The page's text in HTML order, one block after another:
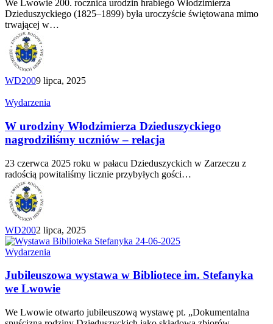
We Lwowie 200. rocznica urodzin hrabiego Włodzimierza
Dzieduszyckiego (1825–1899) była uroczyście świętowana mimo
trwającej w…
WD2009 lipca, 2025
W
Włodzimierza
Dzieduszyckiego
nagrodziliśmy
–
relacja
Wydarzenia
W urodziny Włodzimierza Dzieduszyckiego
nagrodziliśmy uczniów – relacja
23 czerwca 2025 roku w pałacu Dzieduszyckich w Zarzeczu z
radością powitaliśmy licznie przybyłych gości…
WD2002 lipca, 2025
Jubileuszowa
w Bibliotece
Stefanyka
Lwowie
Wydarzenia
Jubileuszowa wystawa w Bibliotece im. Stefanyka
we Lwowie
We Lwowie otwarto jubileuszową wystawę pt. „Dokumentalna